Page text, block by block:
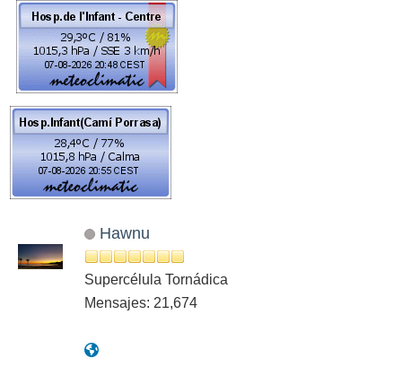
Hawnu
Supercélula Tornádica
Mensajes: 21,674